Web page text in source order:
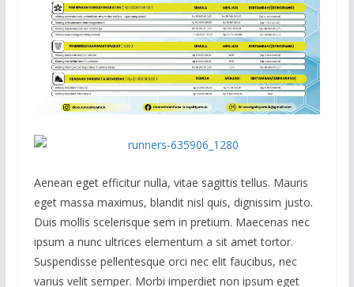
Aenean eget efficitur nulla, vitae sagittis tellus. Mauris
eget massa maximus, blandit nisl quis, dignissim justo.
Duis mollis scelerisque sem in pretium. Maecenas nec
ipsum a nunc ultrices elementum a sit amet tortor.
Suspendisse pellentesque orci nec elit faucibus, nec
varius velit semper. Morbi imperdiet non ipsum eget